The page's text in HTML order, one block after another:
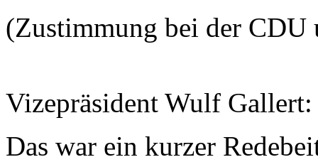
(Zustimmung bei der CDU
Vizepräsident Wulf Gallert:
Das war ein kurzer